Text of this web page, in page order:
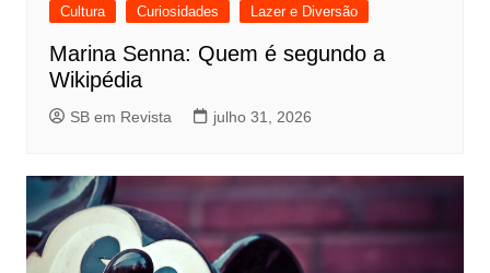
Cultura Curiosidades Lazer e Diversão
Marina Senna: Quem é segundo a
Wikipédia
SB em Revista julho 31, 2026